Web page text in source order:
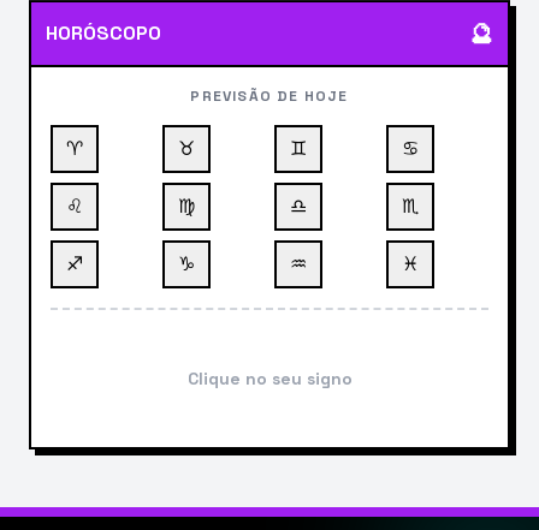
HORÓSCOPO 🔮
PREVISÃO DE HOJE
♈ ♉ ♊ ♋
♌ ♍ ♎ ♏
♐ ♑ ♒ ♓
Clique no seu signo